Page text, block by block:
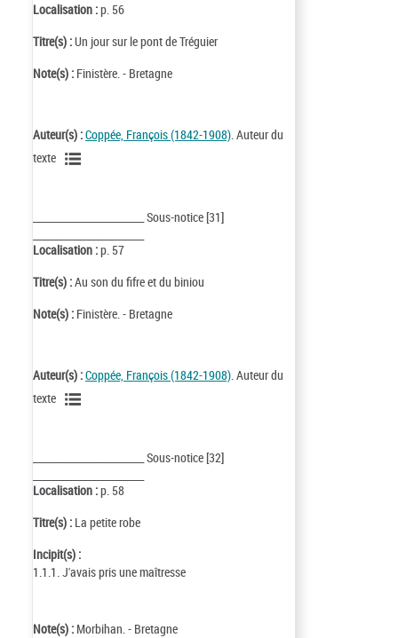
Localisation :p. 56
Titre(s) :Un jour sur le pont de Tréguier
Note(s) : Finistère. - Bretagne
Auteur(s) :Coppée, François (1842-1908). Auteur du
texte
_________________________ Sous-notice [31]
Localisation :p. 57
Titre(s) :Au son du fifre et du biniou
Note(s) : Finistère. - Bretagne
Auteur(s) :Coppée, François (1842-1908). Auteur du
texte
_________________________ Sous-notice [32]
Localisation :p. 58
Titre(s) : La petite robe
Incipit(s) :
1.1.1. J'avais pris une maîtresse
Note(s) : Morbihan. - Bretagne